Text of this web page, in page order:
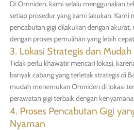
Di Omniden, kami selalu menggunakan
setiap prosedur yang kami lakukan. Kami
pencabutan gigi dilakukan dengan akurat,
dengan proses pemulihan yang lebih
3. Lokasi Strategis dan
Tidak perlu khawatir mencari lokasi,
banyak cabang yang terletak strategis di
mudah menemukan Omniden di lokasi
perawatan gigi terbaik dengan
4. Proses Pencabutan Gigi
Nyaman